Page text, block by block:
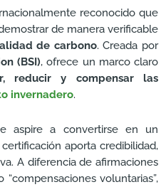
reconocido que
de manera verificable
de carbono. Creada por
(BSI), ofrece un marco claro
reducir y compensar las
invernadero.
aspire a convertirse en un
certificación aporta credibilidad,
A diferencia de afirmaciones
voluntarias”,